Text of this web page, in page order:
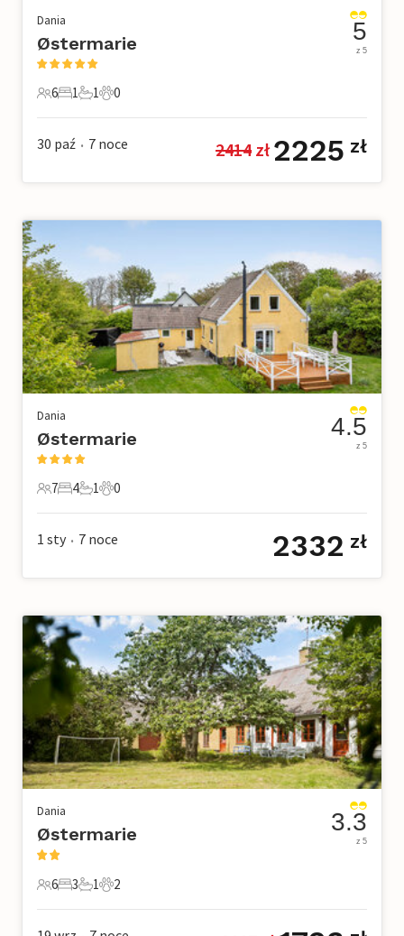
Dania
Østermarie
6 Goście
6
1 Sypialnia
1
1 Łazienka
1
0 Zwierzęta domowe
0
5
z 5
30 paź • 7 noce 2414 zł 2225 zł
Dania
Østermarie
7 Goście
7
4 Sypialnie
4
1 Łazienka
1
0 Zwierzęta domowe
0
4.5
z 5
1 sty • 7 noce 2332 zł
Dania
Østermarie
6 Goście
6
3 Sypialnie
3
1 Łazienka
1
2 Zwierzęta domowe
2
3.3
z 5